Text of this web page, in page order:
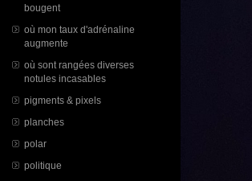
bougent
où mon taux d'adrénaline
augmente
où sont rangées diverses
notules incasables
pigments & pixels
planches
polar
politique